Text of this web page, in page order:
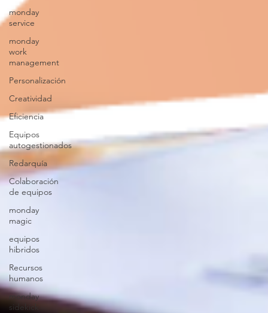
monday
service
monday
work
management
Personalización
Creatividad
Eficiencia
Equipos
autogestionados
Redarquía
Colaboración
de equipos
monday
magic
equipos
hibridos
Recursos
humanos
monday
sidekick